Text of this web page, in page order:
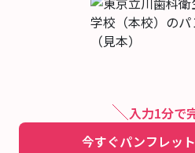
入力1分で
今すぐパンフレッ